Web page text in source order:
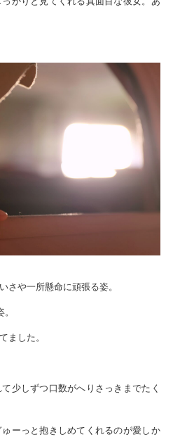
さや一所懸命に頑張る姿。
ました。
少しずつ口数がへりさっきまでたく
ーっと抱きしめてくれるのが愛しか